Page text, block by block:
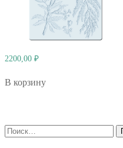
2200,00 ₽
В корзину
Найти: